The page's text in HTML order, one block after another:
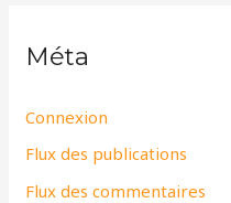
Méta
Connexion
Flux des publications
Flux des commentaires